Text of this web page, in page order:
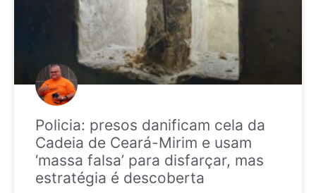
Policia: presos danificam cela da
Cadeia de Ceará-Mirim e usam
‘massa falsa’ para disfarçar, mas
estratégia é descoberta